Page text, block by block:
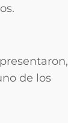
de los